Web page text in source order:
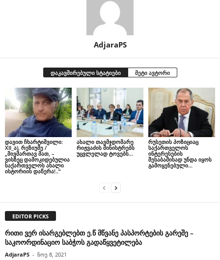
AdjaraPS
დაკავშირებული სტატიები მეტი ავტორი
დავით ჩხარტიშვილი:
XII_ა), რეზიუმე /
„მივმართავ მათ, –
ვისზეც დამოკიდებულია
საქართველოს ახალი
ისტორიის დაწერა!..“
ახალი თავმჯდომარე
რიჟვაძის მინისტრებს
უცვლელად ტოვებს…
რუსეთის პოზიციაც
საქართველოს
ინტერესების
შესაბამისად უნდა იყოს
გამოყენებული…
EDITOR PICKS
რითი ვერ ისარგებლებთ ე.წ მწვანე პასპორტების გარეშე –
საკოორდინაციო საბჭოს გადაწყვეტილება
AdjaraPS - ნოე 8, 2021